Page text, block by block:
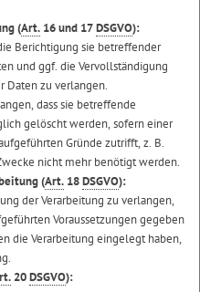
(Art. 16 und 17DSGVO):
Berichtigung sie betreffender
und ggf. die Vervollständigung
Daten zu verlangen.
dass sie betreffende
gelöscht werden, sofern einer
Gründe zutrifft, z. B.
nicht mehr benötigt werden.
(Art. 18DSGVO):
der Verarbeitung zu verlangen,
Voraussetzungen gegeben
die Verarbeitung eingelegt haben,
20DSGVO):